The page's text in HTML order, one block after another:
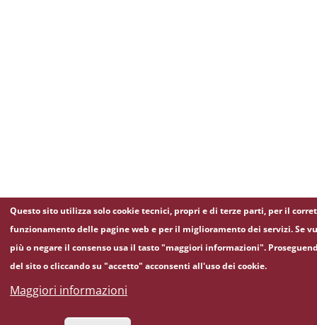
Questo sito utilizza solo cookie tecnici, propri e di terze parti, per il
funzionamento delle pagine web e per il miglioramento dei servizi. Se
più o negare il consenso usa il tasto "maggiori informazioni".
del sito o cliccando su "accetto" acconsenti all'uso dei cookie.
Maggiori informazioni